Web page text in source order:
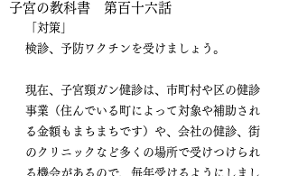
子宮の教科書 第百十六話
「対策」
検診、予防ワクチンを受けましょう。
現在、子宮頸ガン健診は、市町村や区の健診
事業（住んでいる町によって対象や補助され
る金額もまちまちです）や、会社の健診、街
のクリニックなど多くの場所で受けつけられ
る機会があるので、毎年受けるようにしまし